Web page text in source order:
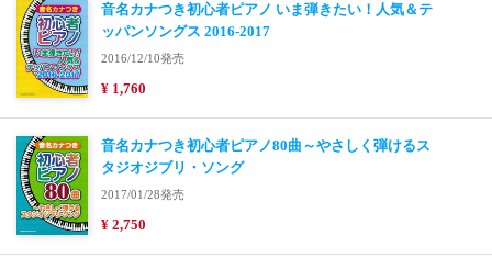
音名カナつき初心者ピアノ いま弾きたい！人気＆テ
ッパンソングス 2016-2017
2016/12/10発売
¥ 1,760
音名カナつき初心者ピアノ80曲～やさしく弾けるス
タジオジブリ・ソング
2017/01/28発売
¥ 2,750